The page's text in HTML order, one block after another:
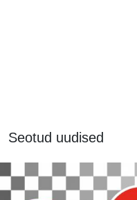
Seotud uudised